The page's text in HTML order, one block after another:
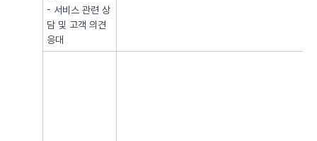
- 서비스 관련 상
담 및 고객 의견
응대